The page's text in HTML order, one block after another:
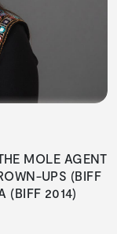
MOLE AGENT
UPS (BIFF
(BIFF 2014)